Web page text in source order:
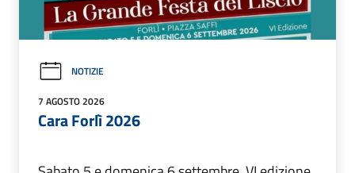
NOTIZIE
7 AGOSTO 2026
Cara Forlì 2026